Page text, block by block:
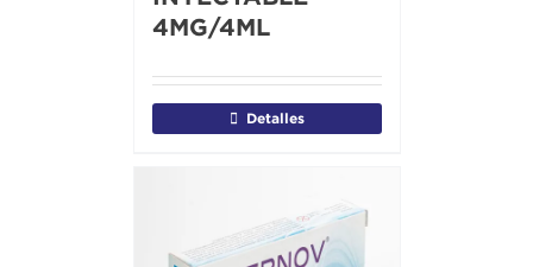
4MG/4ML
Detalles